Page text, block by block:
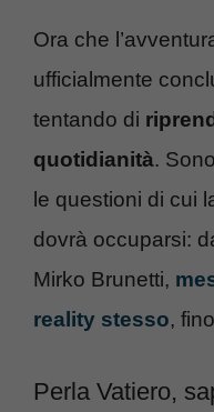
Ora che
ufficialmente
tentando di
quotidianità.
le questioni di cui
dovrà occuparsi:
Mirko Brunetti,
reality stesso,
Perla Vatiero,